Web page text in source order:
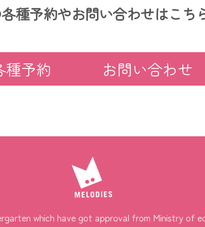
種予約やお問い合わせはこち
種予約 お問い合わせ
which have got approval from Ministry of